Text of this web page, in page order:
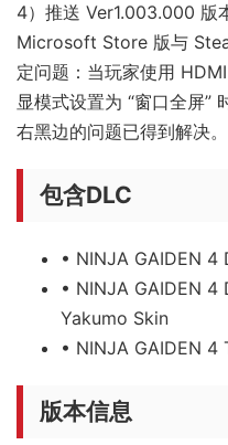
4）推送 Ver1.003.000 版
Microsoft Store 版与
定问题：当玩家使用
显模式设置为 “窗口全屏”
右黑边的问题已得到解决。
包含DLC
• NINJA GAIDEN
• NINJA GAIDEN
Yakumo Skin
• NINJA GAIDEN 4
版本信息